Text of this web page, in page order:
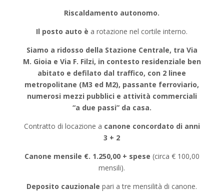
Riscaldamento autonomo.
Il posto auto è a rotazione nel cortile interno.
Siamo a ridosso della Stazione Centrale, tra Via
M. Gioia e Via F. Filzi, in contesto residenziale ben
abitato e defilato dal traffico, con 2 linee
metropolitane (M3 ed M2), passante ferroviario,
numerosi mezzi pubblici e attività commerciali
“a due passi” da casa.
Contratto di locazione a canone concordato di anni
3 + 2
Canone mensile €. 1.250,00 + spese (circa € 100,00
mensili).
Deposito cauzionale pari a tre mensilità di canone.